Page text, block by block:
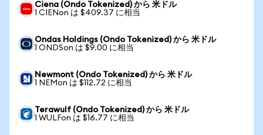
Ciena (Ondo Tokenized) から 米ドル
1 CIENon は $409.37 に相当
Ondas Holdings (Ondo Tokenized) から 米ドル
1 ONDSon は $9.00 に相当
Newmont (Ondo Tokenized) から 米ドル
1 NEMon は $112.72 に相当
Terawulf (Ondo Tokenized) から 米ドル
1 WULFon は $16.77 に相当